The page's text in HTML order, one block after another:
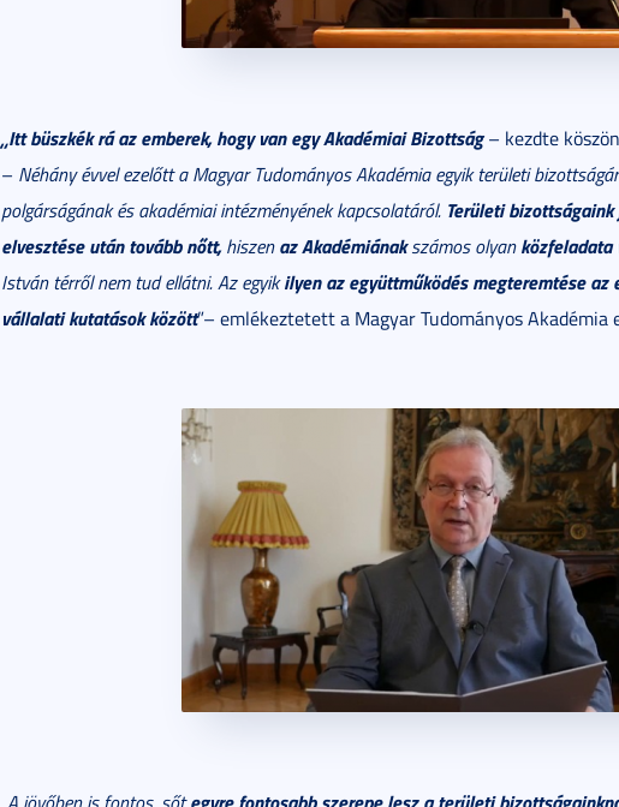
„Itt büszkék rá az emberek, hogy van egy Akadémiai Bizottság– kezdte
– Néhány évvel ezelőtt a Magyar Tudományos Akadémia egyik területi
polgárságának és akadémiai intézményének kapcsolatáról. Területi
elvesztése után tovább nőtt,hiszenaz Akadémiánakszámos olyanközfeladata
István térről nem tud ellátni. Az egyikilyen az együttműködés megteremtése
vállalati kutatások között”– emlékeztetett a Magyar Tudományos Akadémia